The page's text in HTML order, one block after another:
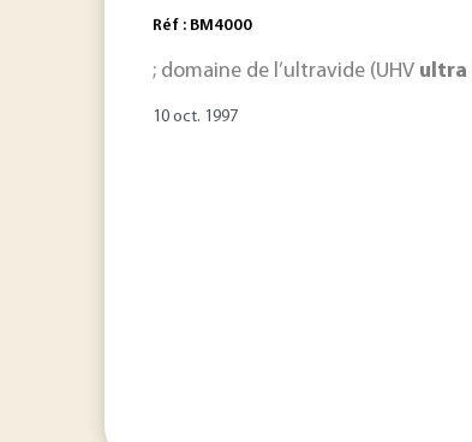
Réf : BM4000
; domaine de l’ultravide (UHV ultra
10 oct. 1997